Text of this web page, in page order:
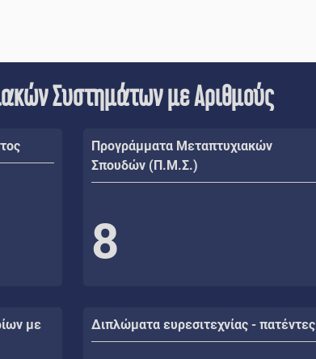
Συστημάτων με Αριθμούς
Προγράμματα Μεταπτυχιακών
Σπουδών (Π.Μ.Σ.)
8
με
Διπλώματα ευρεσιτεχνίας - πατέντες